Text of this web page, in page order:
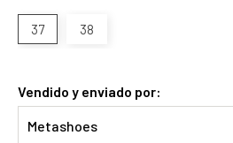
37 38
Vendido y enviado por:
Metashoes